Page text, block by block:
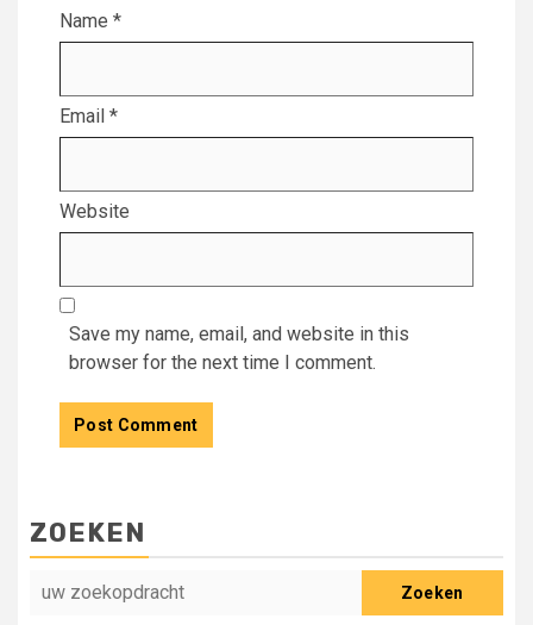
Name *
Email *
Website
Save my name, email, and website in this
browser for the next time I comment.
ZOEKEN
Zoeken